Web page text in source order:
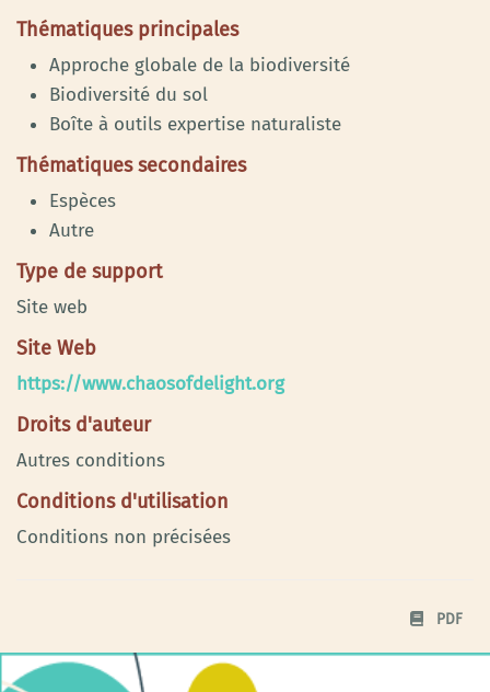
Thématiques principales
Approche globale de la biodiversité
Biodiversité du sol
Boîte à outils expertise naturaliste
Thématiques secondaires
Espèces
Autre
Type de support
Site web
Site Web
https://www.chaosofdelight.org
Droits d'auteur
Autres conditions
Conditions d'utilisation
Conditions non précisées
PDF